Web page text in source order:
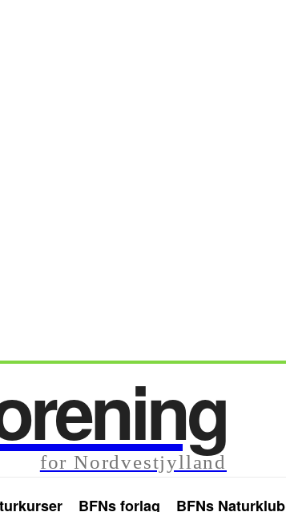
for Nordvestjylland
BFNs forlag BFNs Naturklub